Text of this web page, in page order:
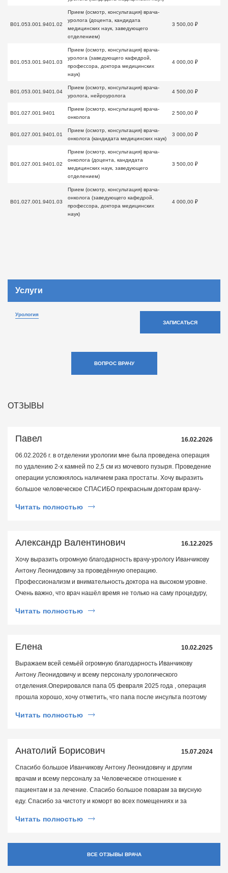
B01.053.001.9401.02
Прием (осмотр, консультация) врача-
уролога (доцента, кандидата
медицинских наук, заведующего
отделением)
3 500,00 ₽
B01.053.001.9401.03
Прием (осмотр, консультация) врача-
уролога (заведующего кафедрой,
профессора, доктора медицинских
наук)
4 000,00 ₽
B01.053.001.9401.04
Прием (осмотр, консультация) врача-
уролога, нейроуролога
4 500,00 ₽
B01.027.001.9401
Прием (осмотр, консультация) врача-
онколога
2 500,00 ₽
B01.027.001.9401.01
Прием (осмотр, консультация) врача-
онколога (кандидата медицинских наук)
3 000,00 ₽
B01.027.001.9401.02
Прием (осмотр, консультация) врача-
онколога (доцента, кандидата
медицинских наук, заведующего
отделением)
3 500,00 ₽
B01.027.001.9401.03
Прием (осмотр, консультация) врача-
онколога (заведующего кафедрой,
профессора, доктора медицинских
наук)
4 000,00 ₽
Услуги
Урология
ЗАПИСАТЬСЯ
ВОПРОС ВРАЧУ
ОТЗЫВЫ
Павел 16.02.2026
06.02.2026 г. в отделении урологии мне была проведена операция
по удалению 2-х камней по 2,5 см из мочевого пузыря. Проведение
операции усложнялось наличием рака простаты. Хочу выразить
большое человеческое СПАСИБО прекрасным докторам врачу-
реаниматологу Бычкову Ивану Валерьевичу за их высокий
успешности операции. Иванчиков Антон Леонидович не только
выполнил операцию на высоком уровне, но и выдал рекомендации
по дальнейшим моим действиям по лечению рака простаты.
Иванчиков Антон Леонидович это врач от бога, считающий своим
призванием оказание помощи людям.
Читать полностью
Александр Валентинович 16.12.2025
Хочу выразить огромную благодарность врачу-урологу Иванчикову
Антону Леонидовичу за проведённую операцию.
Профессионализм и внимательность доктора на высоком уровне.
Очень важно, что врач нашёл время не только на саму процедуру,
Спасибо за ваш труд! Рекомендую этого специалиста всем, кто
Читать полностью
Елена 10.02.2025
Выражаем всей семьёй огромную благодарность Иванчикову
Антону Леонидовичу и всему персоналу урологического
отделения.Оперировался папа 05 февраля 2025 года , операция
прошла хорошо, хочу отметить, что папа после инсульта поэтому
Антона Леонидовича все прошло отлично.Антон Леонидович очень
Читать полностью
Анатолий Борисович 15.07.2024
Спасибо большое Иванчикову Антону Леонидовичу и другим
врачам и всему персоналу за Человеческое отношение к
пациентам и за лечение. Спасибо большое поварам за вкусную
еду. Спасибо за чистоту и коморт во всех помещениях и за
вешалки для полотенца и одежды и полочки для мыла в душе. Да и
Читать полностью
ВСЕ ОТЗЫВЫ ВРАЧА